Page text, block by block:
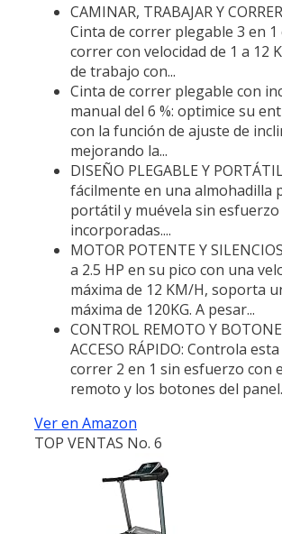
CAMINAR, TRABAJAR Y
Cinta de correr plegable 3 en 1
correr con velocidad de 1 a 12
de trabajo con...
Cinta de correr plegable con
manual del 6 %: optimice su
con la función de ajuste de
mejorando la...
DISEÑO PLEGABLE Y
fácilmente en una almohadilla
portátil y muévela sin
incorporadas....
MOTOR POTENTE Y
a 2.5 HP en su pico con una
máxima de 12 KM/H, soporta
máxima de 120KG. A pesar...
CONTROL REMOTO Y
ACCESO RÁPIDO: Controla
correr 2 en 1 sin esfuerzo con
remoto y los botones del
Ver en Amazon
TOP VENTAS No. 6